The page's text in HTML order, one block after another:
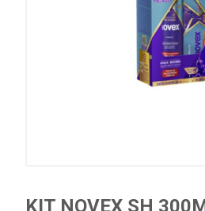
KIT NOVEX SH